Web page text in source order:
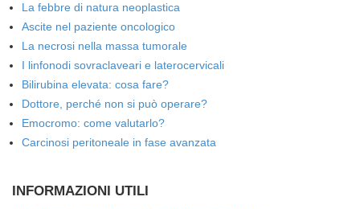
La febbre di natura neoplastica
Ascite nel paziente oncologico
La necrosi nella massa tumorale
I linfonodi sovraclaveari e laterocervicali
Bilirubina elevata: cosa fare?
Dottore, perché non si può operare?
Emocromo: come valutarlo?
Carcinosi peritoneale in fase avanzata
INFORMAZIONI UTILI